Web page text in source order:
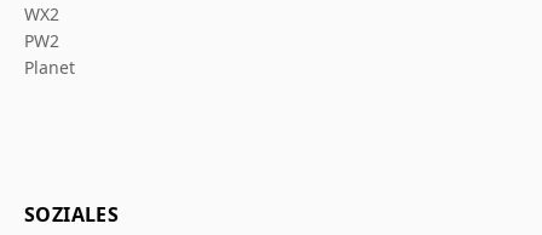
WX2
PW2
Planet
SOZIALES